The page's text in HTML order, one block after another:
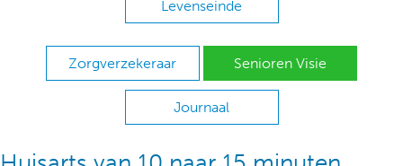
Levenseinde
Zorgverzekeraar Senioren Visie
Journaal